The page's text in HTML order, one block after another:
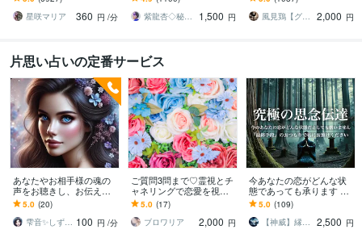
たい・自身の事を知りた
い方へ。
星咲マリア
360 円 /分
達、強力縁結び祈祷、恋
愛引き寄せ体質に
紫龍杏◇秘伝の縁結び祈祷師
1,500 円
ぶ恋愛グラウンディング
です
風見鶏【グラウンディング・ヒーリング】
2,000 円
片思い占いの定番サービス
あなたやお相手様の魂の
声をお聴きし、お伝えし
ます 切ない片想い 未来
が気になるあなたへ、ヒ
ントをお伝えします
5.0 (20)
雫音✨しずね ブルーアイズ鑑定 100 円 /分
ご質問3問まで♡霊視とチ
ャネリングで恋愛を視ま
す 24時間以内☆できるだ
け詳しく、はっきり答え
を出します
5.0 (17)
ブロワリア
2,000 円
今あなたの恋がどんな状
態であっても承ります 。
諦める前に私にご相談く
ださい（音信不通、有名
人への恋等）
5.0 (109)
【神威】縁結びの神の申し子
2,500 円